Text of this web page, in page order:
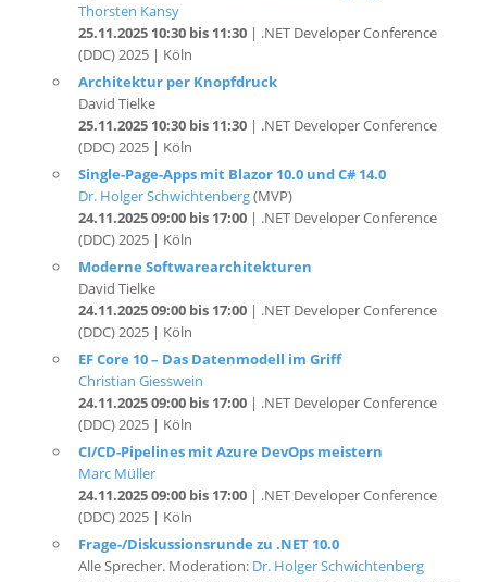
(DDC) 2025 | Köln
Architektur per Knopfdruck
David Tielke
25.11.2025 10:30 bis 11:30| .NET Developer Conference
(DDC) 2025 | Köln
Single-Page-Apps mit Blazor 10.0 und C# 14.0
Dr. Holger Schwichtenberg
24.11.2025 09:00 bis 17:00| .NET Developer Conference
(DDC) 2025 | Köln
Moderne Softwarearchitekturen
David Tielke
24.11.2025 09:00 bis 17:00| .NET Developer Conference
(DDC) 2025 | Köln
EF Core 10 – Das Datenmodell im Griff
Christian Giesswein
24.11.2025 09:00 bis 17:00| .NET Developer Conference
(DDC) 2025 | Köln
CI/CD-Pipelines mit Azure DevOps meistern
Marc Müller
24.11.2025 09:00 bis 17:00| .NET Developer Conference
(DDC) 2025 | Köln
Frage-/Diskussionsrunde zu .NET 10.0
Alle Sprecher. Moderation:
18.11.2025 16:45 bis 17:15| Better Code .NET 10.0 | Online
Neuigkeiten bei der Cross-Platform-Entwicklung mit